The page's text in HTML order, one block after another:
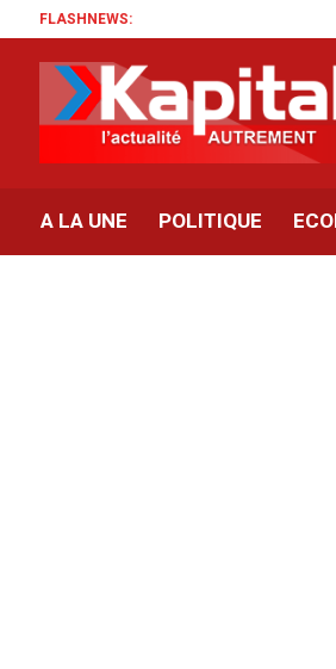
FLASHNEWS:
A LA UNE POLITIQUE